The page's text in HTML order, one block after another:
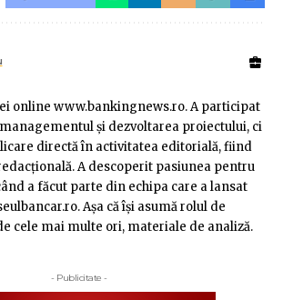
online www.bankingnews.ro. A participat
şi dezvoltarea proiectului, ci
directă în activitatea editorială, fiind
A descoperit pasiunea pentru
a făcut parte din echipa care a lansat
Așa că îşi asumă rolul de
cele mai multe ori, materiale de analiză.
- Publicitate -